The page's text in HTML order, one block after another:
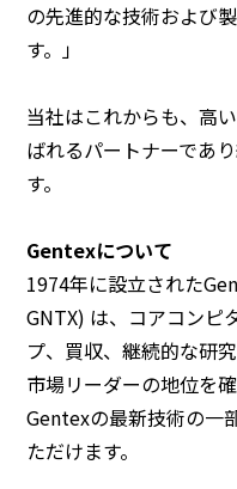
の先進的な技術および
す。」
当社はこれからも、高
ばれるパートナーであ
す。
Gentexについて
1974年に設立された
GNTX) は、コアコンピ
プ、買収、継続的な研
市場リーダーの地位を
Gentexの最新技術の一
ただけます。